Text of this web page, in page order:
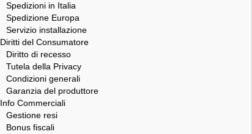
Spedizioni in Italia
Spedizione Europa
Servizio installazione
Diritti del Consumatore
Diritto di recesso
Tutela della Privacy
Condizioni generali
Garanzia del produttore
Info Commerciali
Gestione resi
Bonus fiscali